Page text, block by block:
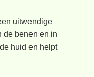
uitwendige
de benen en in
huid en helpt